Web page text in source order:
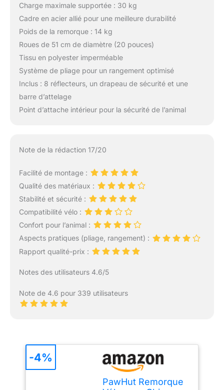
Charge maximale supportée : 30 kg
Cadre en acier allié pour une meilleure durabilité
Poids de la remorque : 14 kg
Roues de 51 cm de diamètre (20 pouces)
Tissu en polyester imperméable
Système de pliage pour un rangement optimisé
Inclus : 8 réflecteurs, un drapeau de sécurité et une
barre d’attelage
Point d’attache intérieur pour la sécurité de l’animal
Note de la rédaction 17/20
Facilité de montage :
Qualité des matériaux :
Stabilité et sécurité :
Compatibilité vélo :
Confort pour l’animal :
Aspects pratiques (pliage, rangement) :
Rapport qualité-prix :
Notes des utilisateurs 4.6/5
Note de 4.6 pour 339 utilisateurs
PawHut Remorque
-4%